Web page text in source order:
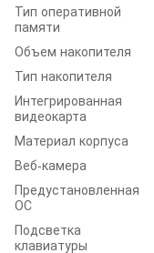
Тип оперативной
памяти
Объем накопителя
Тип накопителя
Интегрированная
видеокарта
Материал корпуса
Веб-камера
Предустановленная
ОС
Подсветка
клавиатуры